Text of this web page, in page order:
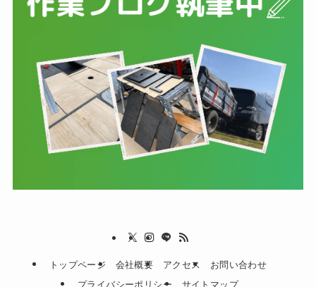
トップページ 会社概要 アクセス
お問い合わせ
プライバシーポリシー
サイトマップ